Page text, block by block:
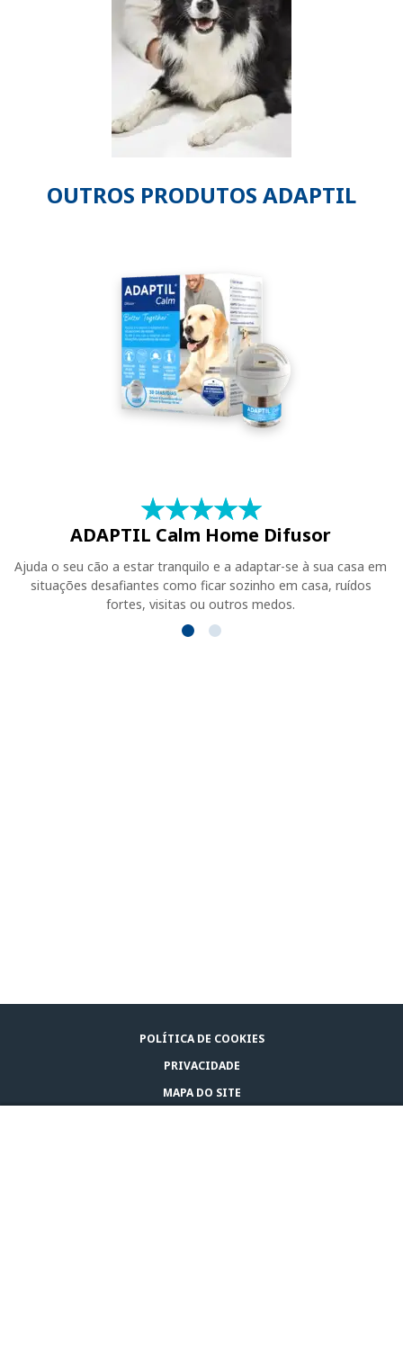
OUTROS PRODUTOS ADAPTIL
★★★★★
☆☆☆☆☆
ADAPTIL Calm Home Difusor
Ajuda o seu cão a estar tranquilo e a adaptar-se à sua casa em
situações desafiantes como ficar sozinho em casa, ruídos
fortes, visitas ou outros medos.
POLÍTICA DE COOKIES
PRIVACIDADE
MAPA DO SITE